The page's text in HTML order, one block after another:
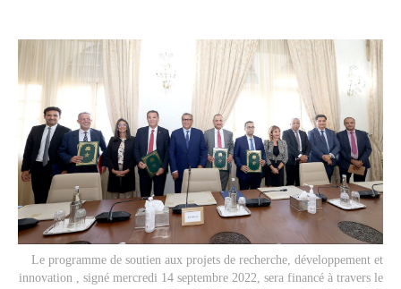
Le programme de soutien aux projets de recherche, développement et
innovation , signé mercredi 14 septembre 2022, sera financé à travers le